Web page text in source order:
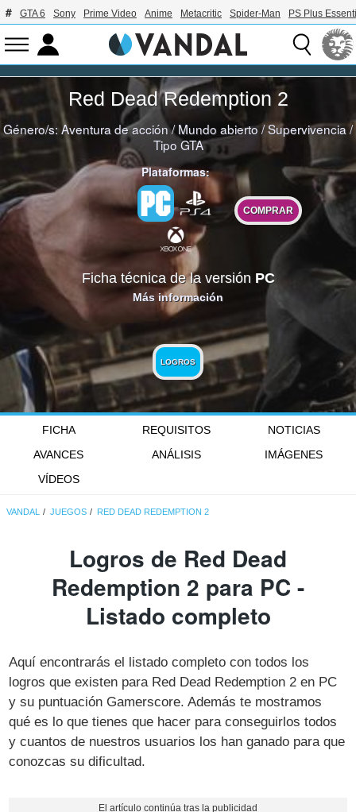
GTA 6 Sony Prime Video Anime Metacritic Spider-Man PS Plus
Red Dead Redemption 2
Género/s: Aventura de acción/Mundo abierto/Supervivencia /
Tipo GTA
Plataformas:
COMPRAR
Ficha técnica de la versión PC
Más información
LOGROS
FICHA REQUISITOS
NOTICIAS
AVANCES
ANÁLISIS
IMÁGENES
VÍDEOS
VANDAL JUEGOS RED DEAD REDEMPTION 2
Logros de Red Dead
Redemption 2 para PC -
Listado completo
Aquí encontrarás el listado completo con todos los
logros que existen para Red Dead Redemption 2 en PC
y su puntuación Gamerscore. Además te mostramos
qué es lo que tienes que hacer para conseguirlos todos
y cuantos de nuestros usuarios los han ganado para que
conozcas su dificultad.